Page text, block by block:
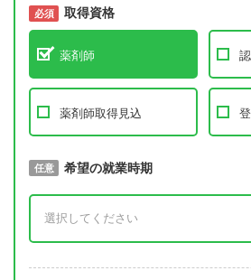
必須 取得資格
薬剤師
薬剤師取得見込
必須 取得予定年
任意 希望の就業時期